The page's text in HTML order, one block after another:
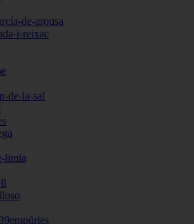
de-arousa
i-reixac
de-la-sal
limia